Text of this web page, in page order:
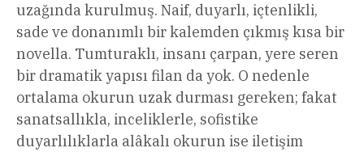
uzağında kurulmuş. Naif, duyarlı, içtenlikli,
sade ve donanımlı bir kalemden çıkmış kısa bir
novella. Tumturaklı, insanı çarpan, yere seren
bir dramatik yapısı filan da yok. O nedenle
ortalama okurun uzak durması gereken; fakat
sanatsallıkla, inceliklerle, sofistike
duyarlılıklarla alâkalı okurun ise iletişim